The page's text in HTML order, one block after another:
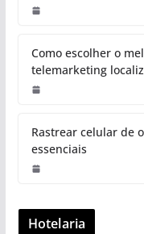
Como escolher o
telemarketing
Rastrear celular de
essenciais
Hotelaria